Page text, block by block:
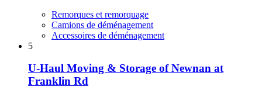
Remorques et remorquage
Camions de déménagement
Accessoires de déménagement
5
U-Haul Moving & Storage of Newnan at
Franklin Rd